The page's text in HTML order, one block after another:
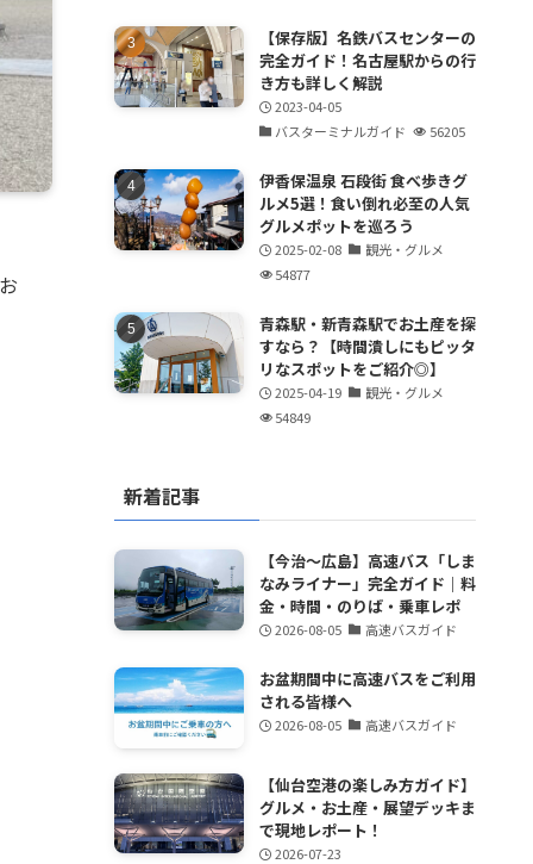
【保存版】名鉄バスセンターの
完全ガイド！名古屋駅からの行
き方も詳しく解説
2023-04-05
バスターミナルガイド
56205
伊香保温泉 石段街 食べ歩きグ
ルメ5選！食い倒れ必至の人気
グルメポットを巡ろう
2025-02-08
観光・グルメ
54877
青森駅・新青森駅でお土産を探
すなら？【時間潰しにもピッタ
リなスポットをご紹介◎】
2025-04-19
観光・グルメ
54849
新着記事
【今治～広島】高速バス「しま
なみライナー」完全ガイド｜料
金・時間・のりば・乗車レポ
2026-08-05 高速バスガイド
お盆期間中に高速バスをご利用
される皆様へ
2026-08-05 高速バスガイド
【仙台空港の楽しみ方ガイド】
グルメ・お土産・展望デッキま
で現地レポート！
2026-07-23